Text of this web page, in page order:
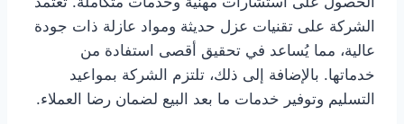
الشركة على تقنيات عزل حديثة ومواد عازلة ذات جودة
عالية، مما يُساعد في تحقيق أقصى استفادة من
خدماتها. بالإضافة إلى ذلك، تلتزم الشركة بمواعيد
التسليم وتوفير خدمات ما بعد البيع لضمان رضا العملاء.